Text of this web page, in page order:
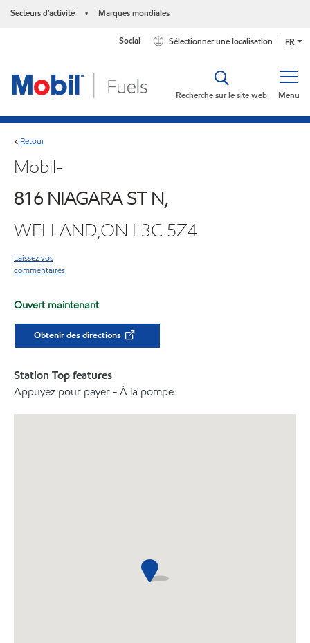
Secteurs d’activité • Marques mondiales
FR
Sélectionner une localisation
Social
Menu
Recherche sur le site web
< Retour
Mobil-
816 NIAGARA ST N,
WELLAND,ON L3C 5Z4
Laissez vos
commentaires
Ouvert maintenant
Obtenir des directions
Station Top features
Appuyez pour payer - À la pompe